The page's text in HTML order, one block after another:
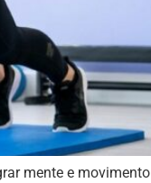
mente e movimento